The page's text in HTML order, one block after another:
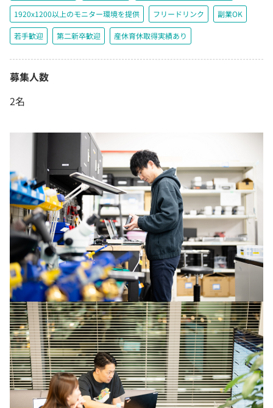
1920x1200以上のモニター環境を提供 フリードリンク 副業OK
若手歓迎 第二新卒歓迎 産休育休取得実績あり
募集人数
2名